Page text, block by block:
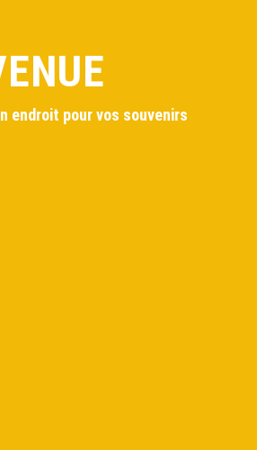
endroit pour vos souvenirs